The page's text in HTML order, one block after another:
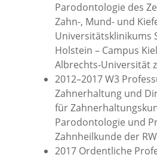
Parodontologie des
Zahn-, Mund- und
Universitätsklinikums
Holstein – Campus
Albrechts-Universität
2012–2017 W3
Zahnerhaltung und
für
Parodontologie und
Zahnheilkunde der
2017 Ordentliche